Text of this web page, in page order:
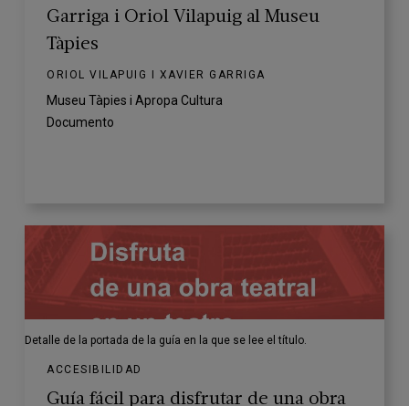
Garriga i Oriol Vilapuig al Museu
Tàpies
ORIOL VILAPUIG I XAVIER GARRIGA
Museu Tàpies i Apropa Cultura
Documento
Detalle de la portada de la guía en la que se lee el título.
ACCESIBILIDAD
Guía fácil para disfrutar de una obra